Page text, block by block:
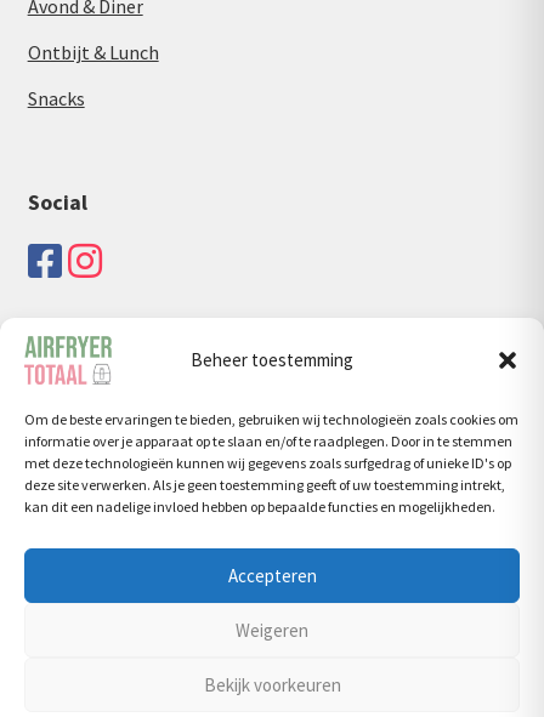
Beheer toestemming
Om de beste ervaringen te bieden, gebruiken wij technologieën zoals cookies om
informatie over je apparaat op te slaan en/of te raadplegen. Door in te stemmen
met deze technologieën kunnen wij gegevens zoals surfgedrag of unieke ID's op
deze site verwerken. Als je geen toestemming geeft of uw toestemming intrekt,
kan dit een nadelige invloed hebben op bepaalde functies en mogelijkheden.
Accepteren
Weigeren
Bekijk voorkeuren
Avond & Diner
Ontbijt & Lunch
Snacks
Social
Zoeken
Zoeken
naar:
Zoeken
© Airfryertotaal.nl 2026